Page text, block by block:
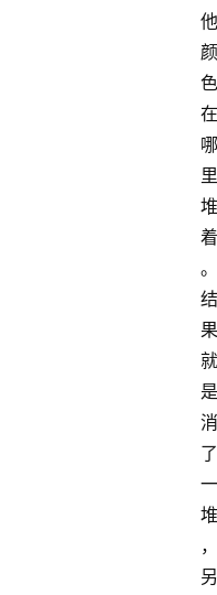
他
颜
色
在
哪
里
堆
着
。
结
果
就
是
消
了
一
堆
，
另